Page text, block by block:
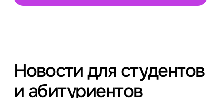
Новости для студентов
и абитуриентов